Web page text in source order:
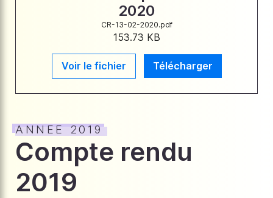
2020
CR-13-02-2020.pdf
153.73 KB
Voir le fichier Télécharger
ANNEE 2019
Compte rendu
2019